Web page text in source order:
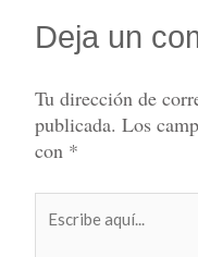
Deja un
Tu dirección de
publicada. Los
con *
aquí...